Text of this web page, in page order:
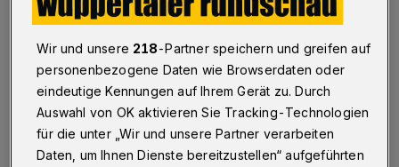
Wuppertal·Die Wuppertaler Linke bemängelt die ihrer
Meinung nach fehlende Unterstützung der ehrenamtlich
arbeitende Freiwilligen Feuerwehr. Ein „Beispiel für die
teilweise katastrophalen Zustände“ sei die seit Jahren
marode Wache in der Kemmannstraße.
Wir und unsere 218-Partner speichern und greifen auf
personenbezogene Daten wie Browserdaten oder
eindeutige Kennungen auf Ihrem Gerät zu. Durch
Auswahl von OK aktivieren Sie Tracking-Technologien
für die unter „Wir und unsere Partner verarbeiten
Daten, um Ihnen Dienste bereitzustellen“ aufgeführten